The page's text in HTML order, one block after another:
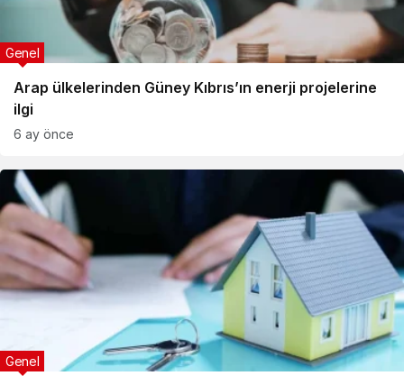
Arap ülkelerinden Güney Kıbrıs’ın enerji projelerine
ilgi
Genel
6 ay önce
Genel